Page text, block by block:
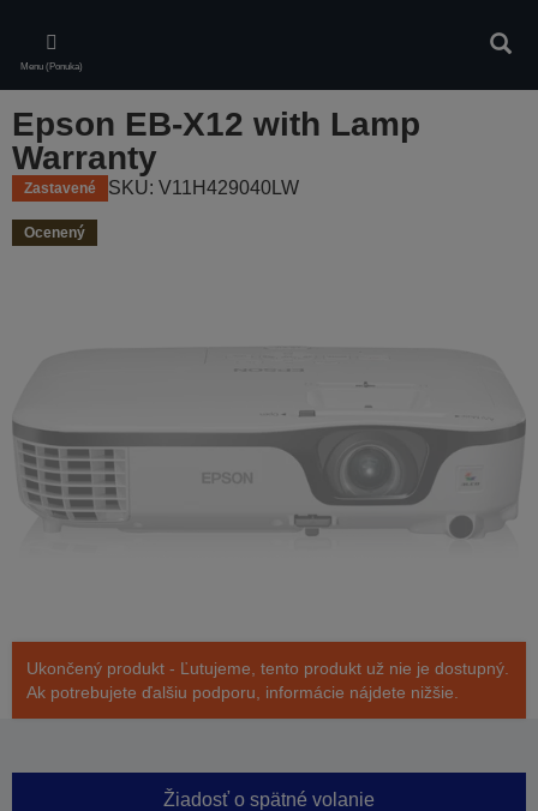
main
content
Menu (Ponuka)
Epson EB-X12 with Lamp
Warranty
Zastavené SKU: V11H429040LW
Ocenený
Ukončený produkt - Ľutujeme, tento produkt už nie je dostupný.
Ak potrebujete ďalšiu podporu, informácie nájdete nižšie.
Žiadosť o spätné volanie